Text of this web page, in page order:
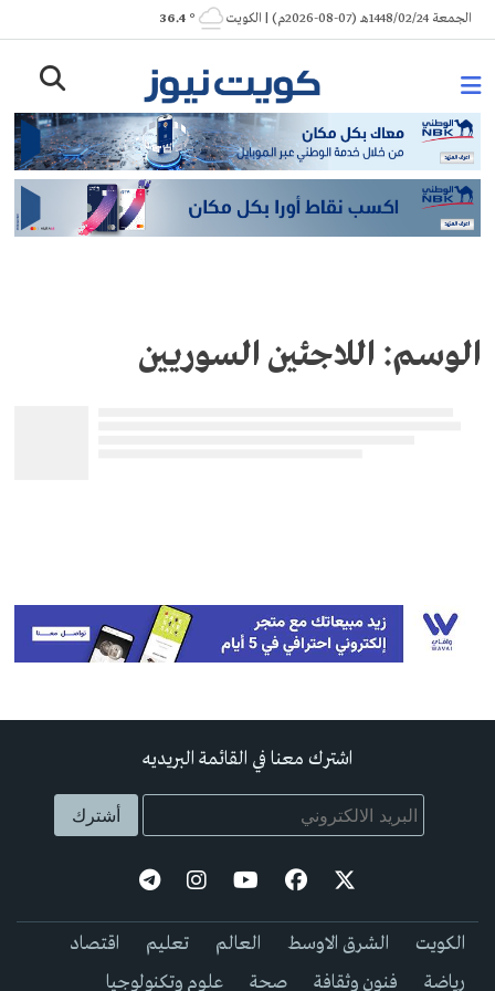
Skip
to
الجمعة 1448/02/24هـ (07-08-2026م) | الكويت ° 36.4
الوسم: اللاجئين السوريين
اشترك معنا في القائمة البريديه
الكويت الشرق الاوسط العالم تعليم
اقتصاد
رياضة
فنون وثقافة صحة علوم وتكنولوجيا